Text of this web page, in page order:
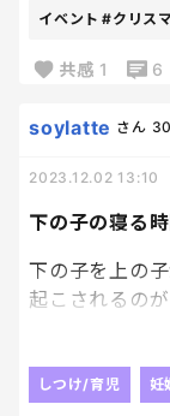
イベント #クリス
共感 1 6
下の子の寝る
soylatte さん
2023.12.02 13:10
下の子を上の
起こされるのが
休日の下の子
ど、 休日はお
しつけ/育児 妊